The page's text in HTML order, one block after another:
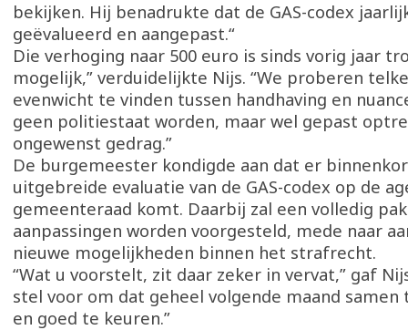
bekijken. Hij benadrukte dat de GAS-codex
geëvalueerd en aangepast.“
Die verhoging naar 500 euro is sinds vorig jaar
mogelijk,” verduidelijkte Nijs. “We proberen
evenwicht te vinden tussen handhaving en
geen politiestaat worden, maar wel gepast
ongewenst gedrag.”
De burgemeester kondigde aan dat er
uitgebreide evaluatie van de GAS-codex op de
gemeenteraad komt. Daarbij zal een volledig
aanpassingen worden voorgesteld, mede naar
nieuwe mogelijkheden binnen het strafrecht.
“Wat u voorstelt, zit daar zeker in vervat,” gaf
stel voor om dat geheel volgende maand samen
en goed te keuren.”